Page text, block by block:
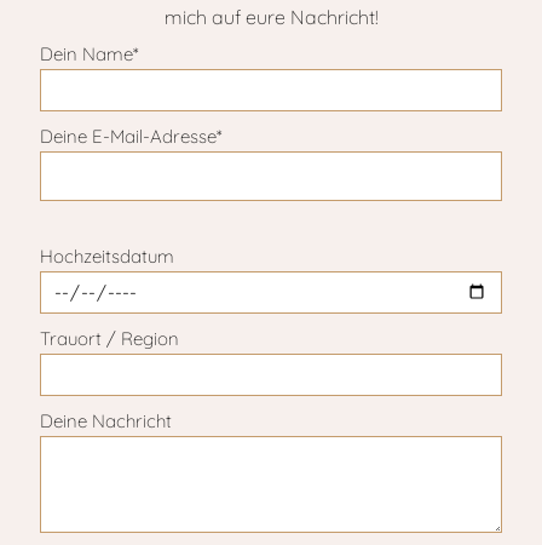
mich auf eure Nachricht!
Dein Name*
Deine E-Mail-Adresse*
Hochzeitsdatum
Trauort / Region
Deine Nachricht